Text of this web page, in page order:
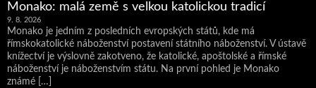
Monako: malá země s velkou katolickou tradicí
9. 8. 2026
Monako je jedním z posledních evropských států, kde má
římskokatolické náboženství postavení státního náboženství. V ústavě
knížectví je výslovně zakotveno, že katolické, apoštolské a římské
náboženství je náboženstvím státu. Na první pohled je Monako
známé […]